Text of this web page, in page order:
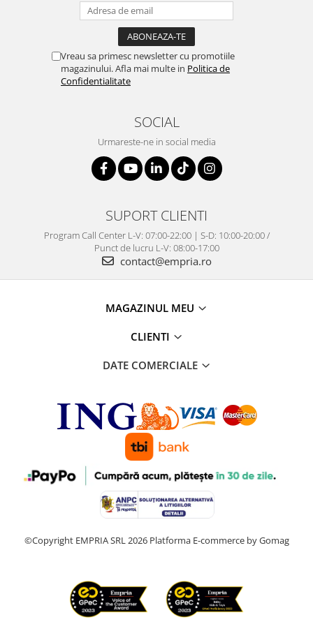
Vreau sa primesc newsletter cu promotiile
magazinului. Afla mai multe in Politica de
Confidentialitate
SOCIAL
Urmareste-ne in social media
SUPORT CLIENTI
Program Call Center L-V: 07:00-22:00 | S-D: 10:00-20:00 /
Punct de lucru L-V: 08:00-17:00
contact@empria.ro
MAGAZINUL MEU
CLIENTI
DATE COMERCIALE
©Copyright EMPRIA SRL 2026 Platforma E-commerce by Gomag